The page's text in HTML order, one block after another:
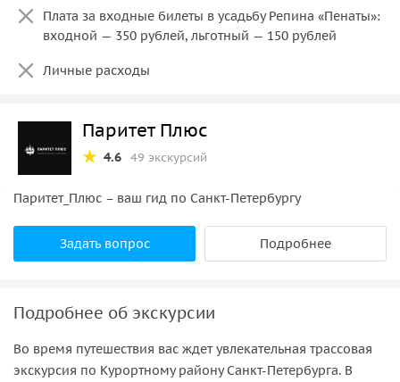
Плата за входные билеты в усадьбу Репина «Пенаты»:
входной — 350 рублей, льготный — 150 рублей
Личные расходы
Паритет Плюс
4.6 49 экскурсий
Паритет_Плюс – ваш гид по Санкт-Петербургу
Задать вопрос Подробнее
Подробнее об экскурсии
Во время путешествия вас ждет увлекательная трассовая
экскурсия по Курортному району Санкт-Петербурга. В